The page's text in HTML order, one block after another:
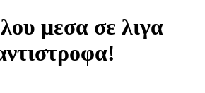
μεσα σε λιγα